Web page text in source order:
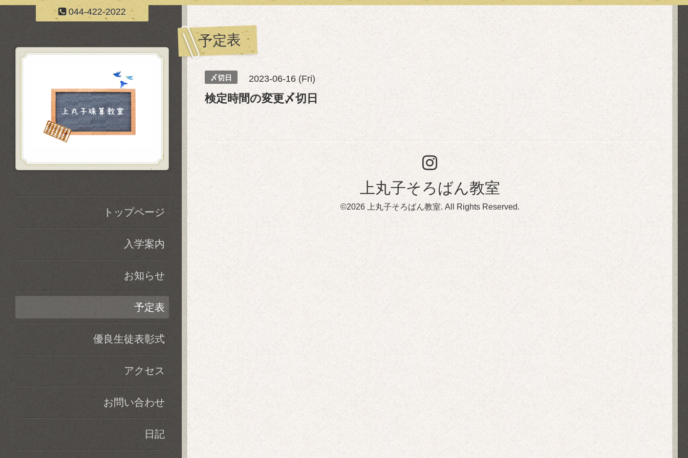
044-422-2022
予定表
〆切日 2023-06-16 (Fri)
検定時間の変更〆切日
上丸子そろばん教室
©2026 上丸子そろばん教室. All Rights Reserved.
トップページ
入学案内
お知らせ
予定表
優良生徒表彰式
アクセス
お問い合わせ
日記